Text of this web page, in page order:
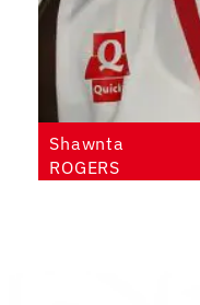
Shawnta
ROGERS